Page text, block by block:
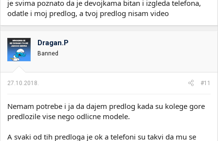
je svima poznato da je devojkama bitan i izgleda telefona,
odatle i moj predlog, a tvoj predlog nisam video
Dragan.P
Banned
27.10.2018. #11
Nemam potrebe i ja da dajem predlog kada su kolege gore
predlozile vise nego odlicne modele.
A svaki od tih predloga je ok a telefoni su takvi da mu se